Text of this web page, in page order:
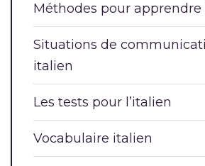
Méthodes pour apprendre
Situations de
italien
Les tests pour l’italien
Vocabulaire italien